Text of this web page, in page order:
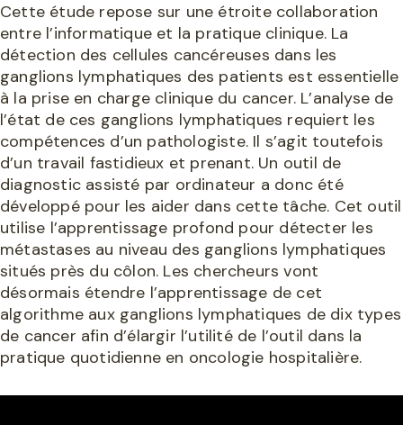
Cette étude repose sur une étroite collaboration
entre l’informatique et la pratique clinique. La
détection des cellules cancéreuses dans les
ganglions lymphatiques des patients est essentielle
à la prise en charge clinique du cancer. L’analyse de
l’état de ces ganglions lymphatiques requiert les
compétences d’un pathologiste. Il s’agit toutefois
d’un travail fastidieux et prenant. Un outil de
diagnostic assisté par ordinateur a donc été
développé pour les aider dans cette tâche. Cet outil
utilise l’apprentissage profond pour détecter les
métastases au niveau des ganglions lymphatiques
situés près du côlon. Les chercheurs vont
désormais étendre l’apprentissage de cet
algorithme aux ganglions lymphatiques de dix types
de cancer afin d’élargir l’utilité de l’outil dans la
pratique quotidienne en oncologie hospitalière.